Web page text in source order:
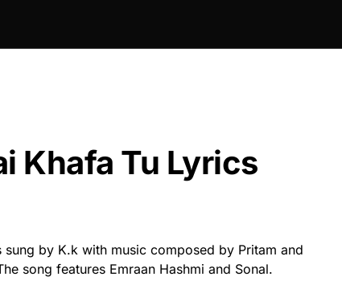
Khafa Tu Lyrics
by K.k with music composed by Pritam and
song features Emraan Hashmi and Sonal.